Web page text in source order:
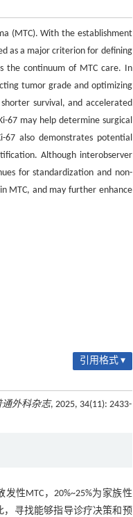
(MTC). With the establishment
as a major criterion for defining
the continuum of MTC care. In
tumor grade and optimizing
survival, and accelerated
67 may help determine surgical
also demonstrates potential
Although interobserver
for standardization and non-
MTC, and may further enhance
引用格式 ▾
通外科杂志, 2025, 34(11): 2433-
性MTC，20%~25%为家族性
，寻找能够指导诊疗决策和预